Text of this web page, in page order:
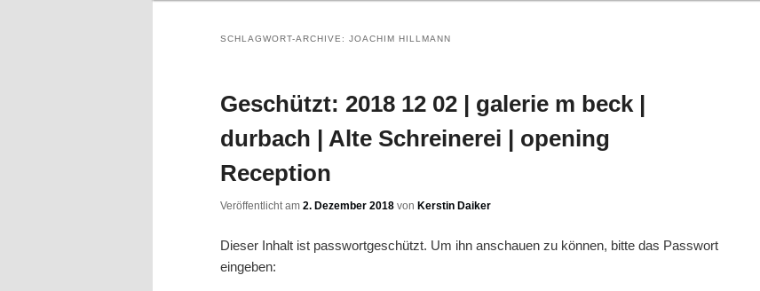
SCHLAGWORT-ARCHIVE: JOACHIM HILLMANN
Geschützt: 2018 12 02 | galerie m beck |
durbach | Alte Schreinerei | opening
Reception
Veröffentlicht am 2. Dezember 2018 von Kerstin Daiker
Dieser Inhalt ist passwortgeschützt. Um ihn anschauen zu können, bitte das Passwort
eingeben: